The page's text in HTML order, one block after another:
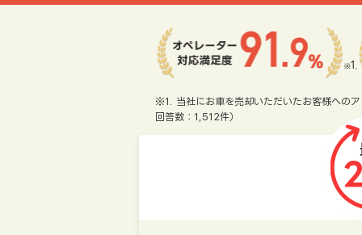
※1. 当社にお車を売却いただいたお客様への
回答数：1,512件）